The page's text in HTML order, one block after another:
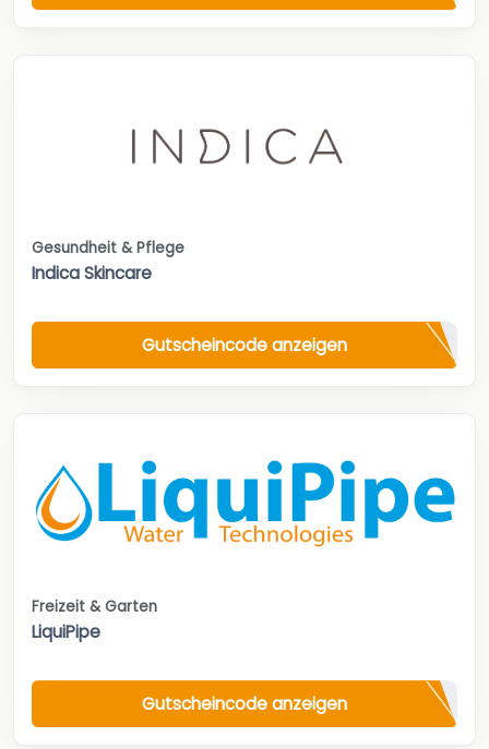
Gesundheit & Pflege
Indica Skincare
Gutscheincode anzeigen
Freizeit & Garten
LiquiPipe
Gutscheincode anzeigen